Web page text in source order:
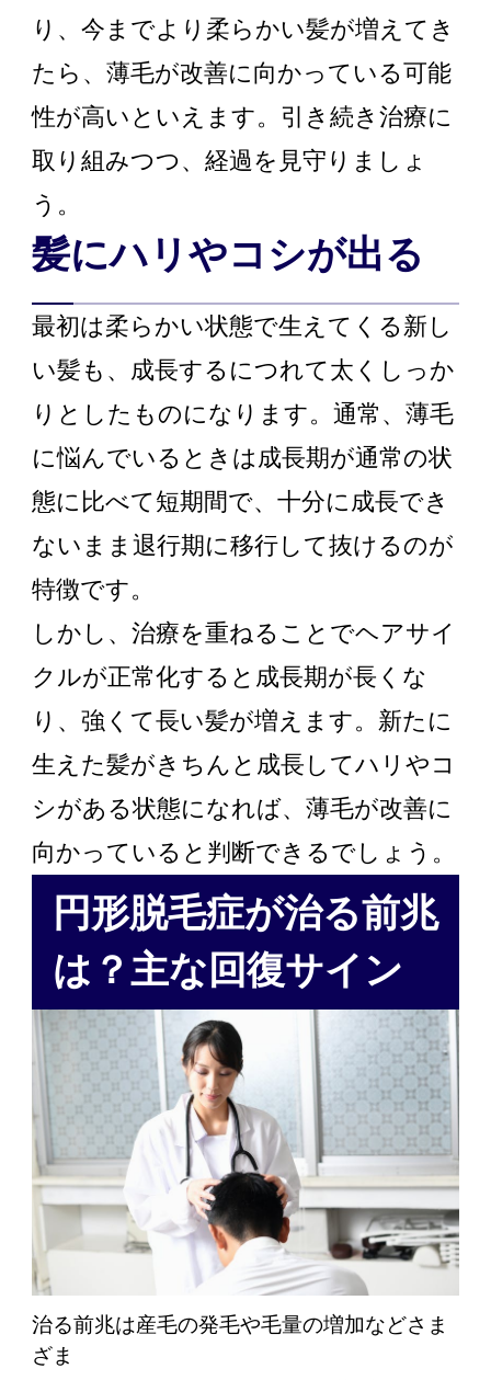
り、今までより柔らかい髪が増えてき
たら、薄毛が改善に向かっている可能
性が高いといえます。引き続き治療に
取り組みつつ、経過を見守りましょ
う。
髪にハリやコシが出る
最初は柔らかい状態で生えてくる新し
い髪も、成長するにつれて太くしっか
りとしたものになります。通常、薄毛
に悩んでいるときは成長期が通常の状
態に比べて短期間で、十分に成長でき
ないまま退行期に移行して抜けるのが
特徴です。
しかし、治療を重ねることでヘアサイ
クルが正常化すると成長期が長くな
り、強くて長い髪が増えます。新たに
生えた髪がきちんと成長してハリやコ
シがある状態になれば、薄毛が改善に
向かっていると判断できるでしょう。
円形脱毛症が治る前兆
は？主な回復サイン
治る前兆は産毛の発毛や毛量の増加などさま
ざま